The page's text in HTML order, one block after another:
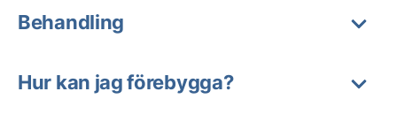
Behandling
Hur kan jag förebygga?